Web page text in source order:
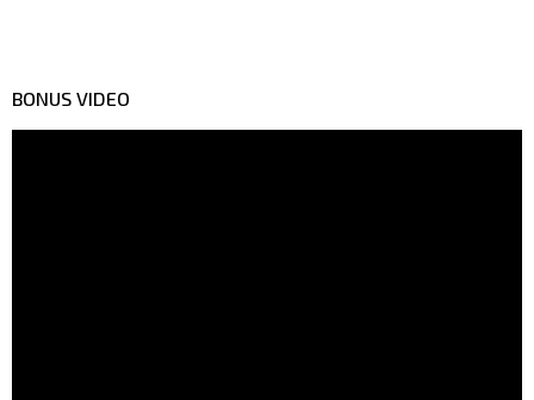
BONUS VIDEO